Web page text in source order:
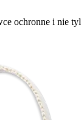
ochronne i nie